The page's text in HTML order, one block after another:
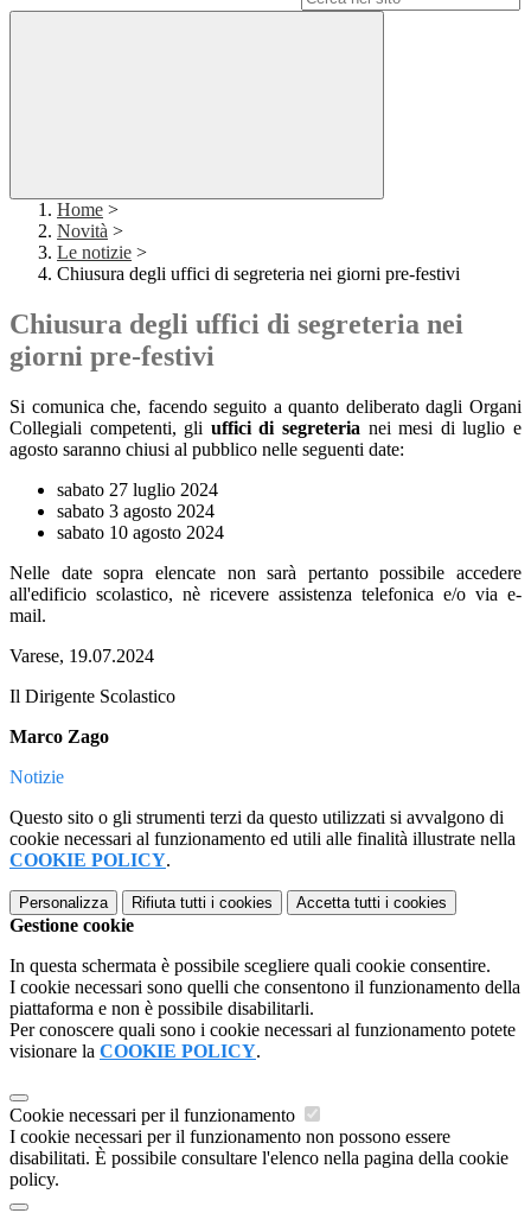
Home >
Novità >
Le notizie >
Chiusura degli uffici di segreteria nei giorni pre-festivi
Chiusura degli uffici di segreteria nei
giorni pre-festivi
Si comunica che, facendo seguito a quanto deliberato dagli Organi
Collegiali competenti, gli uffici di segreteria nei mesi di luglio e
agosto saranno chiusi al pubblico nelle seguenti date:
sabato 27 luglio 2024
sabato 3 agosto 2024
sabato 10 agosto 2024
Nelle date sopra elencate non sarà pertanto possibile accedere
all'edificio scolastico, nè ricevere assistenza telefonica e/o via e-
mail.
Varese, 19.07.2024
Il Dirigente Scolastico
Marco Zago
Notizie
Questo sito o gli strumenti terzi da questo utilizzati si avvalgono di
cookie necessari al funzionamento ed utili alle finalità illustrate nella
COOKIE POLICY.
Personalizza Rifiuta tutti i cookies Accetta tutti i cookies
Gestione cookie
In questa schermata è possibile scegliere quali cookie consentire.
I cookie necessari sono quelli che consentono il funzionamento della
piattaforma e non è possibile disabilitarli.
Per conoscere quali sono i cookie necessari al funzionamento potete
visionare la COOKIE POLICY.
Cookie necessari per il funzionamento
I cookie necessari per il funzionamento non possono essere
disabilitati. È possibile consultare l'elenco nella pagina della cookie
policy.